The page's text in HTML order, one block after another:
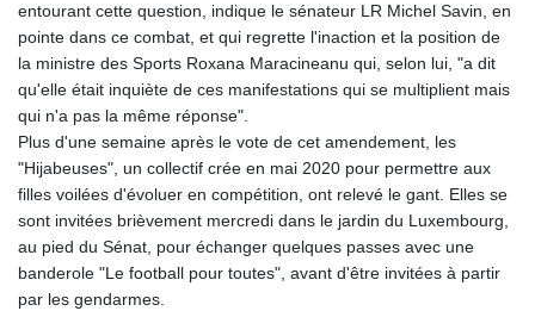
entourant cette question, indique le sénateur LR Michel Savin, en
pointe dans ce combat, et qui regrette l'inaction et la position de
la ministre des Sports Roxana Maracineanu qui, selon lui, "a dit
qu'elle était inquiète de ces manifestations qui se multiplient mais
qui n'a pas la même réponse".
Plus d'une semaine après le vote de cet amendement, les
"Hijabeuses", un collectif crée en mai 2020 pour permettre aux
filles voilées d'évoluer en compétition, ont relevé le gant. Elles se
sont invitées brièvement mercredi dans le jardin du Luxembourg,
au pied du Sénat, pour échanger quelques passes avec une
banderole "Le football pour toutes", avant d'être invitées à partir
par les gendarmes.